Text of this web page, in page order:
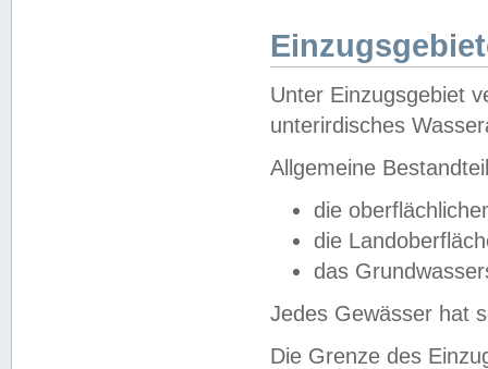
Unter Einzugsgebiet
unterirdisches
Allgemeine
die
die
das
Jedes Gewässer hat
Die Grenze des